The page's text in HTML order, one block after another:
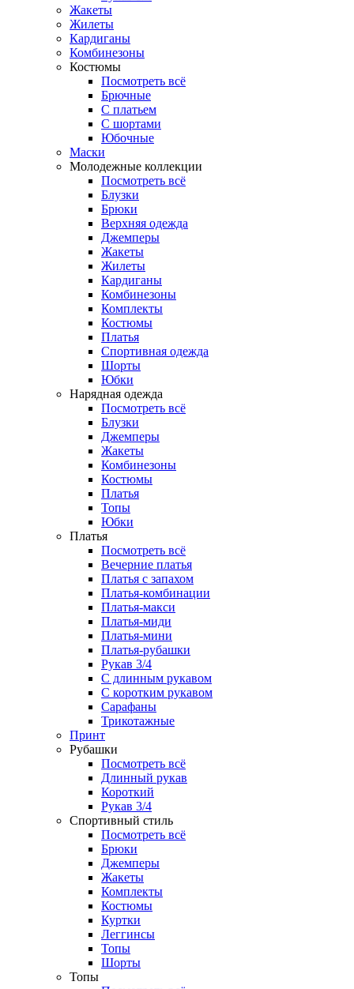
Жакеты
Жилеты
Кардиганы
Комбинезоны
Костюмы
Посмотреть всё
Брючные
С платьем
С шортами
Юбочные
Маски
Молодежные коллекции
Посмотреть всё
Блузки
Брюки
Верхняя одежда
Джемперы
Жакеты
Жилеты
Кардиганы
Комбинезоны
Комплекты
Костюмы
Платья
Спортивная одежда
Шорты
Юбки
Нарядная одежда
Посмотреть всё
Блузки
Джемперы
Жакеты
Комбинезоны
Костюмы
Платья
Топы
Юбки
Платья
Посмотреть всё
Вечерние платья
Платья с запахом
Платья-комбинации
Платья-макси
Платья-миди
Платья-мини
Платья-рубашки
Рукав 3/4
С длинным рукавом
С коротким рукавом
Сарафаны
Трикотажные
Принт
Рубашки
Посмотреть всё
Длинный рукав
Короткий
Рукав 3/4
Спортивный стиль
Посмотреть всё
Брюки
Джемперы
Жакеты
Комплекты
Костюмы
Куртки
Леггинсы
Топы
Шорты
Топы